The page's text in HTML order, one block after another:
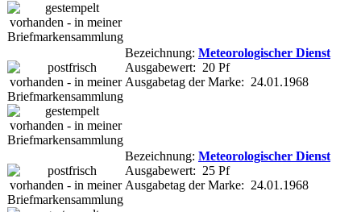
Bezeichnung: Meteorologischer Dienst
Ausgabewert: 20 Pf
Ausgabetag der Marke: 24.01.1968
Bezeichnung: Meteorologischer Dienst
Ausgabewert: 25 Pf
Ausgabetag der Marke: 24.01.1968